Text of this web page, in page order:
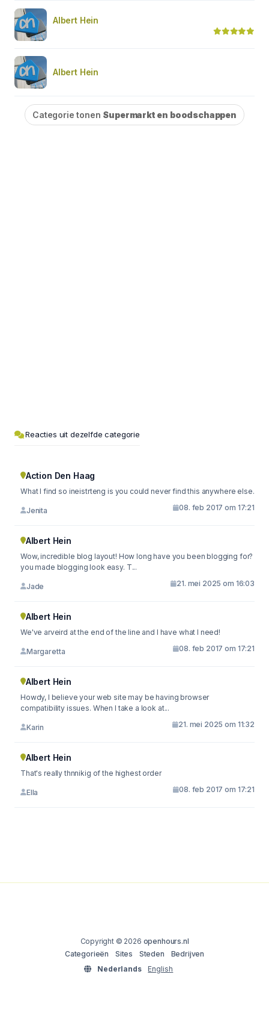
Albert Hein
Albert Hein
Categorie tonen Supermarkt en boodschappen
Reacties uit dezelfde categorie
Action Den Haag
What I find so ineistrteng is you could never find this anywhere else.
Jenita 08. feb 2017 om 17:21
Albert Hein
Wow, incredible blog layout! How long have you been blogging for?
you made blogging look easy. T...
Jade 21. mei 2025 om 16:03
Albert Hein
We've arveird at the end of the line and I have what I need!
Margaretta 08. feb 2017 om 17:21
Albert Hein
Howdy, I believe your web site may be having browser
compatibility issues. When I take a look at...
Karin 21. mei 2025 om 11:32
Albert Hein
That's really thnnikig of the highest order
Ella 08. feb 2017 om 17:21
Copyright © 2026 openhours.nl
Categorieën
Sites Steden
Bedrijven
Nederlands
English